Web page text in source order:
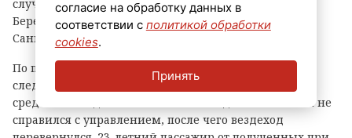
случилась около 16:30 в 10 километрах от деревни
Бережок, сообщает пресс-служба ГУ МВД России по
Санкт-Петербургу и Ленинградской области.
По предварительным данным регионального
следственного управления, за рулем транспортного
средства находился 23-летний молодой человек. Он не
справился с управлением, после чего вездеход
согласие на обработку данных в
соответствии с политикой обработки
cookies.
Принять